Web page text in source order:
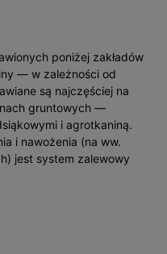
poniżej zakładów
— w zależności od
są najczęściej na
gruntowych —
i agrotkaniną.
i nawożenia (na ww.
jest system zalewowy